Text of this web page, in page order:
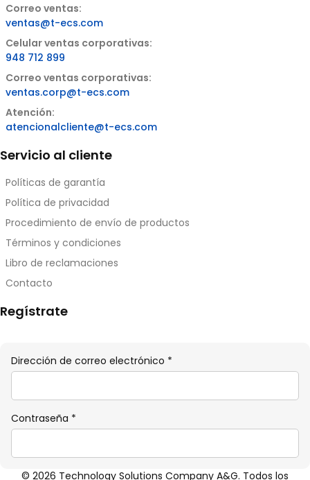
Correo ventas:
ventas@t-ecs.com
Celular ventas corporativas:
948 712 899
Correo ventas corporativas:
ventas.corp@t-ecs.com
Atención:
atencionalcliente@t-ecs.com
Servicio al cliente
Políticas de garantía
Política de privacidad
Procedimiento de envío de productos
Términos y condiciones
Libro de reclamaciones
Contacto
Regístrate
Dirección de correo electrónico *
Contraseña *
© 2026 Technology Solutions Company A&G. Todos los